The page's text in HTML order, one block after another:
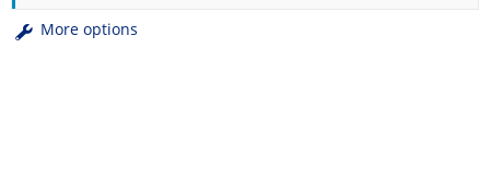
More options